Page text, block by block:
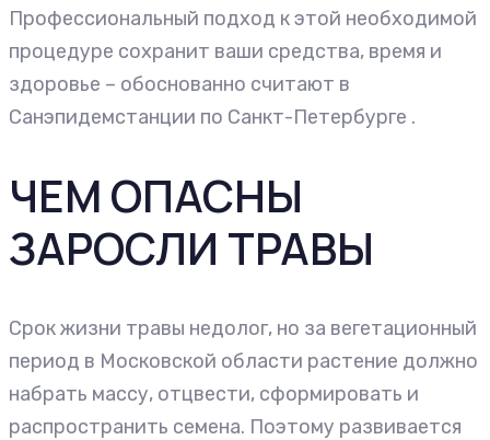
Профессиональный подход к этой необходимой
процедуре сохранит ваши средства, время и
здоровье – обоснованно считают в
Санэпидемстанции по Санкт-Петербурге .
ЧЕМ ОПАСНЫ
ЗАРОСЛИ ТРАВЫ
Срок жизни травы недолог, но за вегетационный
период в Московской области растение должно
набрать массу, отцвести, сформировать и
распространить семена. Поэтому развивается